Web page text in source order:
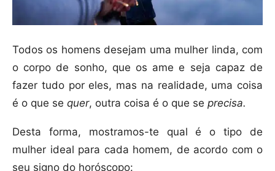
Todos os homens desejam uma mulher linda, com
o corpo de sonho, que os ame e seja capaz de
fazer tudo por eles, mas na realidade, uma coisa
é o que se quer, outra coisa é o que se precisa.
Desta forma, mostramos-te qual é o tipo de
mulher ideal para cada homem, de acordo com o
seu signo do horóscopo: